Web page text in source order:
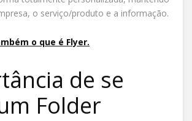
o serviço/produto e a informação.
o que é Flyer.
de se
Folder